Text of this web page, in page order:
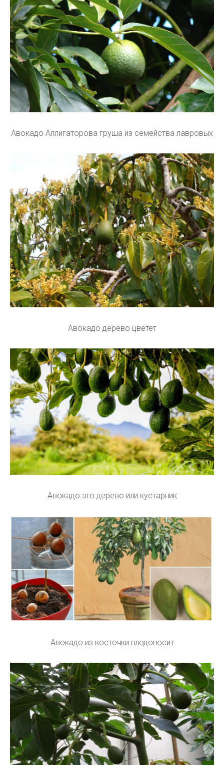
Авокадо Аллигаторова груша из семейства лавровых
Авокадо дерево цветет
Авокадо это дерево или кустарник
Авокадо из косточки плодоносит